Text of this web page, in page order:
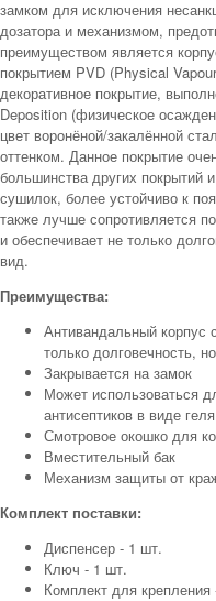
замком для исключения
дозатора и механизмом,
преимуществом является
покрытием PVD (Physical
декоративное покрытие,
Deposition (физическое
цвет воронёной/закалённой
оттенком. Данное покрытие
большинства других покрытий
сушилок, более устойчиво к
также лучше сопротивляется
и обеспечивает не только
вид.
Преимущества:
Антивандальный корпус
только долговечность,
Закрывается на замок
Может использоваться
антисептиков в виде геля
Смотровое окошко для
Вместительный бак
Механизм защиты от
Комплект поставки:
Диспенсер - 1 шт.
Ключ - 1 шт.
Комплект для